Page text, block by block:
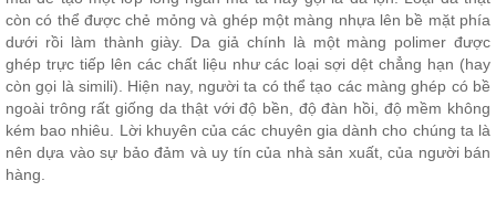
còn có thể được chẻ mỏng và ghép một màng nhựa lên bề mặt phía
dưới rồi làm thành giày. Da giả chính là một màng polimer được
ghép trực tiếp lên các chất liệu như các loại sợi dệt chẳng hạn (hay
còn gọi là simili). Hiện nay, người ta có thể tạo các màng ghép có bề
ngoài trông rất giống da thật với độ bền, độ đàn hồi, độ mềm không
kém bao nhiêu. Lời khuyên của các chuyên gia dành cho chúng ta là
nên dựa vào sự bảo đảm và uy tín của nhà sản xuất, của người bán
hàng.